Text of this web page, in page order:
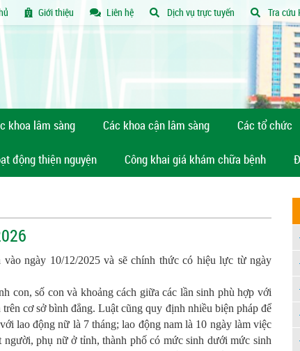
Giới thiệu Liên hệ Dịch vụ trực tuyến Tra cứu
khoa lâm sàng Các khoa cận lâm sàng Các tổ chức
động thiện nguyện Công khai giá khám chữa bệnh
ngày 10/12/2025 và sẽ chính thức có hiệu lực từ ngày
con, số con và khoảng cách giữa các lần sinh phù hợp với
cơ sở bình đẳng. Luật cũng quy định nhiều biện pháp để
lao động nữ là 7 tháng; lao động nam là 10 ngày làm việc
phụ nữ ở tỉnh, thành phố có mức sinh dưới mức sinh